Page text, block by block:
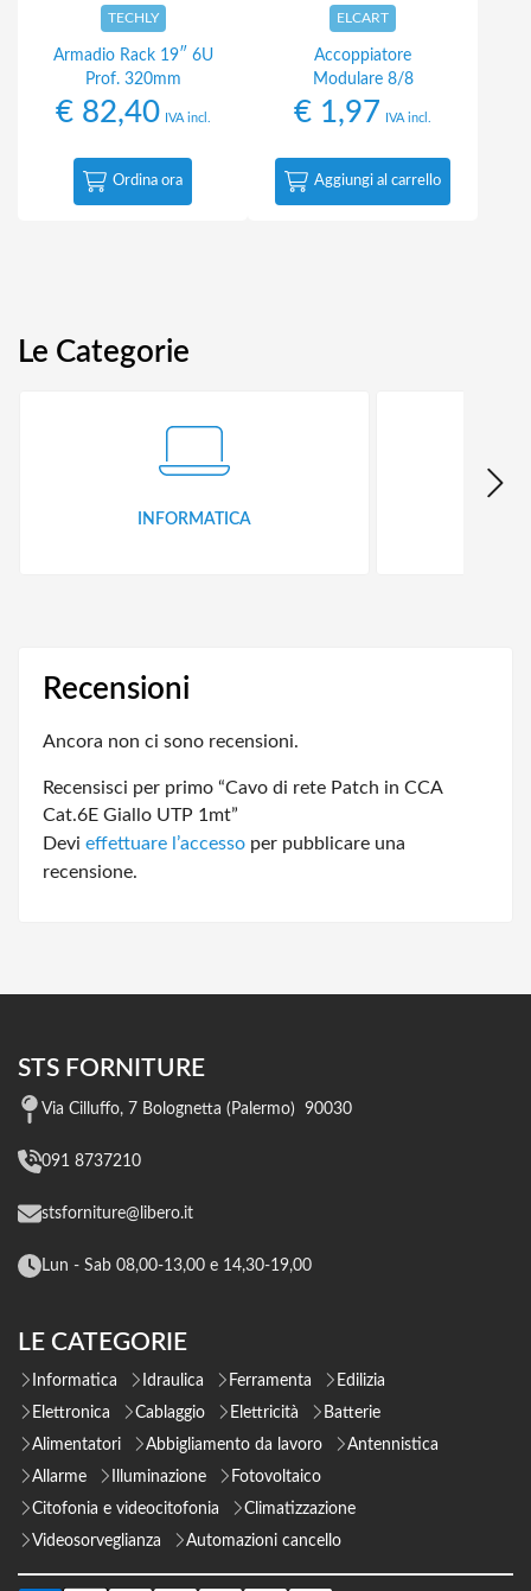
TECHLY
Armadio Rack 19″ 6U
Prof. 320mm
€82,40 IVA incl.
Ordina ora
ELCART
Accoppiatore
Modulare 8/8
€ 1,97 IVA incl.
Aggiungi al carrello
Le Categorie
INFORMATICA
Recensioni
Ancora non ci sono recensioni.
Recensisci per primo “Cavo di rete Patch in CCA
Cat.6E Giallo UTP 1mt”
Devi effettuare l’accesso per pubblicare una
recensione.
STS FORNITURE
Via Cilluffo, 7 Bolognetta (Palermo) 90030
091 8737210
stsforniture@libero.it
Lun - Sab 08,00-13,00 e 14,30-19,00
LE CATEGORIE
Informatica Idraulica Ferramenta
Edilizia
Elettronica
Cablaggio Elettricità
Batterie
Alimentatori
Abbigliamento da lavoro
Antennistica
Allarme
Illuminazione
Fotovoltaico
Citofonia e videocitofonia
Climatizzazione
Videosorveglianza
Automazioni cancello